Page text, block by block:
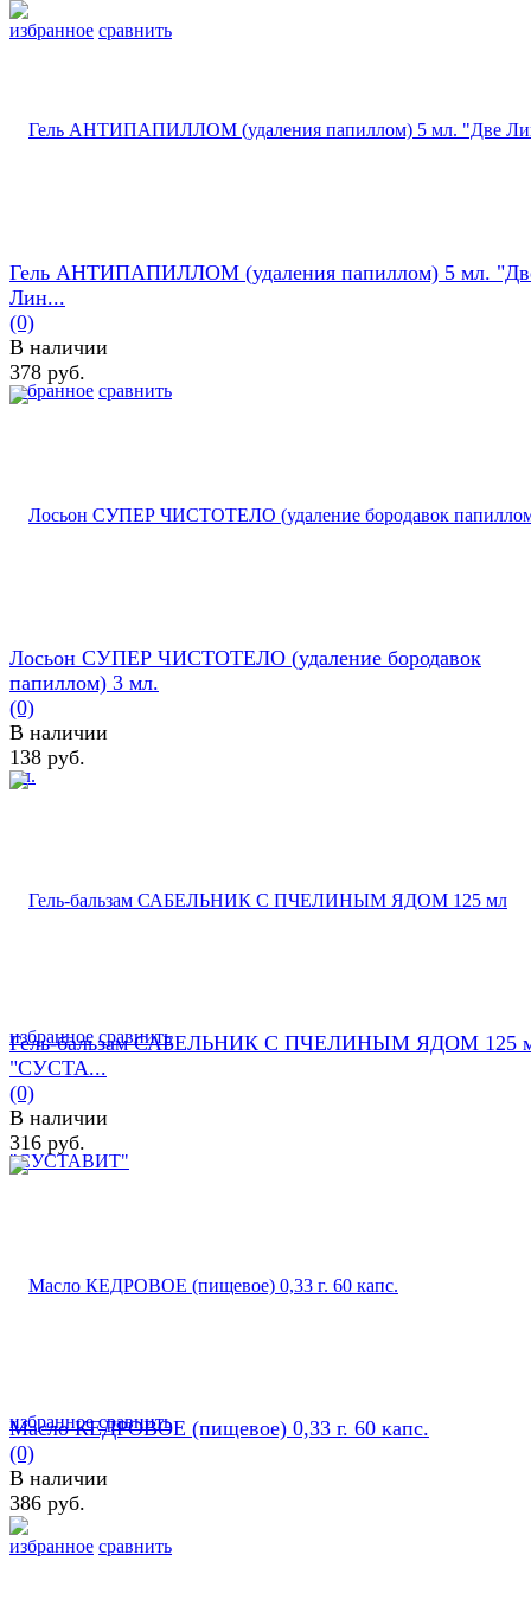
избранное сравнить
избранное сравнить
Гель АНТИПАПИЛЛОМ (удаления папиллом) 5 мл.
Лин...
(0)
В наличии
378 руб.
избранное сравнить
Лосьон СУПЕР ЧИСТОТЕЛО (удаление бородавок
папиллом) 3 мл.
(0)
В наличии
138 руб.
избранное сравнить
Гель-бальзам САБЕЛЬНИК С ПЧЕЛИНЫМ ЯДОМ 125
"СУСТА...
(0)
В наличии
316 руб.
избранное сравнить
Масло КЕДРОВОЕ (пищевое) 0,33 г. 60 капс.
(0)
В наличии
386 руб.